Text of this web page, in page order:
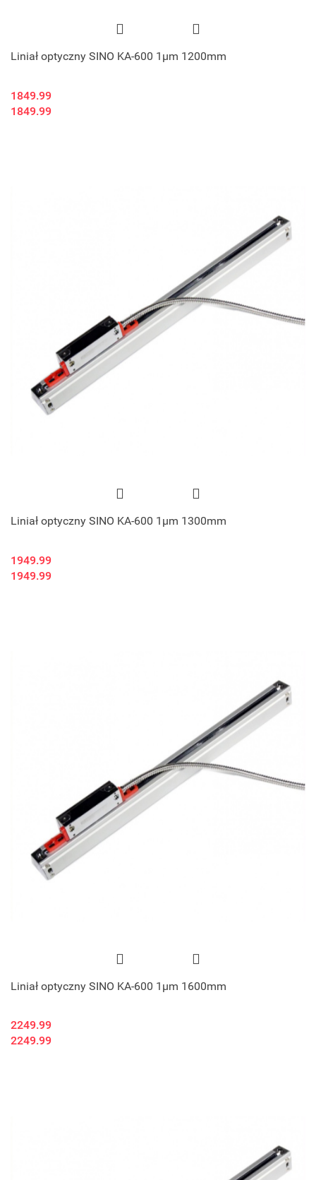
Liniał optyczny SINO KA-600 1μm 1200mm
1849.99
1849.99
Liniał optyczny SINO KA-600 1μm 1300mm
1949.99
1949.99
Liniał optyczny SINO KA-600 1μm 1600mm
2249.99
2249.99